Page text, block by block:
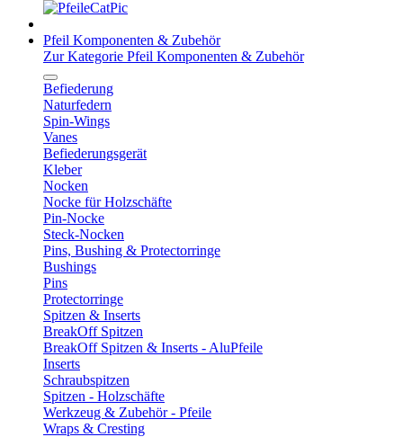
Pfeil Komponenten & Zubehör
Zur Kategorie Pfeil Komponenten & Zubehör
Befiederung
Naturfedern
Spin-Wings
Vanes
Befiederungsgerät
Kleber
Nocken
Nocke für Holzschäfte
Pin-Nocke
Steck-Nocken
Pins, Bushing & Protectorringe
Bushings
Pins
Protectorringe
Spitzen & Inserts
BreakOff Spitzen
BreakOff Spitzen & Inserts - AluPfeile
Inserts
Schraubspitzen
Spitzen - Holzschäfte
Werkzeug & Zubehör - Pfeile
Wraps & Cresting